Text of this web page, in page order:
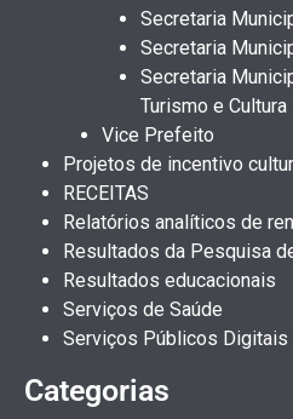
Secretaria
Secretaria
Secretaria
Turismo e Cultura
Vice Prefeito
Projetos de incentivo
RECEITAS
Relatórios analíticos de
Resultados da Pesquisa
Resultados educacionais
Serviços de Saúde
Serviços Públicos Digitais
Categorias